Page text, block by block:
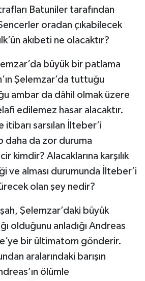
Batuniler tarafından
oradan çıkabilecek
akıbeti ne olacaktır?
büyük bir patlama
Şelemzar’da tuttuğu
ambar da dâhil olmak üzere
edilemez hasar alacaktır.
sarsılan İlteber’i
daha da zor duruma
kimdir? Alacaklarına karşılık
ve alması durumunda İlteber’i
olan şey nedir?
Şelemzar’daki büyük
olduğunu anladığı Andreas
bir ültimatom gönderir.
aralarındaki barışın
ölümle